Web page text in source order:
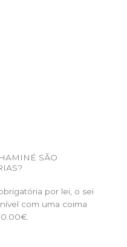
SÃO
por lei, o sei
com uma coima